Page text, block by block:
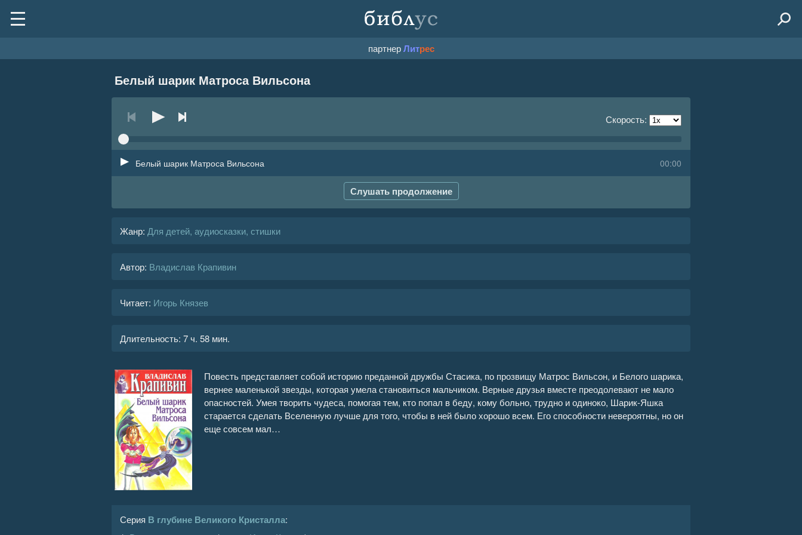
партнерЛитрес
Белый шарик Матроса Вильсона
Скорость:
00:00
Белый шарик Матроса Вильсона
Слушать продолжение
Жанр: Для детей, аудиосказки, стишки
Автор: Владислав Крапивин
Читает: Игорь Князев
Длительность: 7 ч. 58 мин.
Повесть представляет собой историю преданной дружбы Стасика, по прозвищу Матрос Вильсон, и Белого шарика,
вернее маленькой звезды, которая умела становиться мальчиком. Верные друзья вместе преодолевают не мало
опасностей. Умея творить чудеса, помогая тем, кто попал в беду, кому больно, трудно и одиноко, Шарик-Яшка
старается сделать Вселенную лучше для того, чтобы в ней было хорошо всем. Его способности невероятны, но он
еще совсем мал…
Серия В глубине Великого Кристалла: